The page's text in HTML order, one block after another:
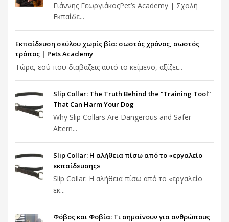
Γιάννης ΓεωργιάκοςPet’s Academy | Σχολή
Εκπαίδε...
Εκπαίδευση σκύλου χωρίς βία: σωστός χρόνος, σωστός
τρόπος | Pets Academy
Τώρα, εσύ που διαβάζεις αυτό το κείμενο, αξίζει...
Slip Collar: The Truth Behind the “Training Tool”
That Can Harm Your Dog
Why Slip Collars Are Dangerous and Safer
Altern...
Slip Collar: Η αλήθεια πίσω από το «εργαλείο
εκπαίδευσης»
Slip Collar: Η αλήθεια πίσω από το «εργαλείο
εκ...
Φόβος και Φοβία: Τι σημαίνουν για ανθρώπους